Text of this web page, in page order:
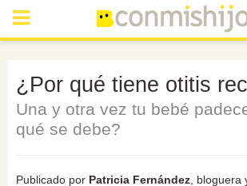
¿Por qué tiene otitis
Una y otra vez tu bebé
qué se debe?
Publicado por Patricia Fernández ,